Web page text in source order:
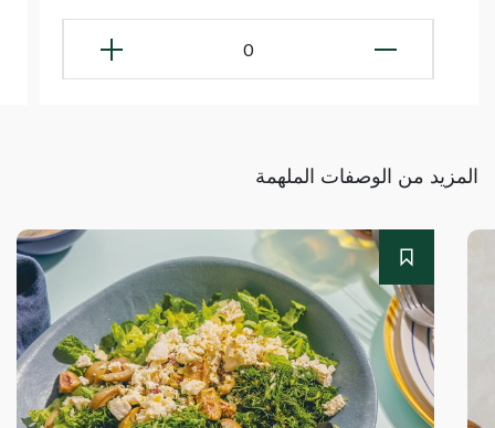
0
المزيد من الوصفات الملهمة